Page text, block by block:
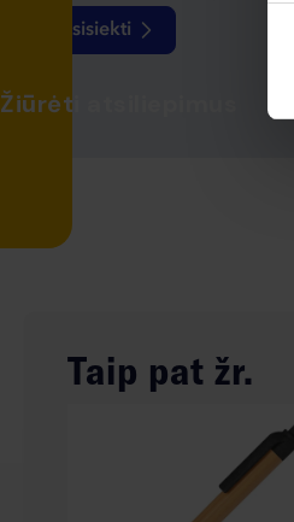
Žiūrėti atsiliepimus
Susisiekti
Taip pat žr.